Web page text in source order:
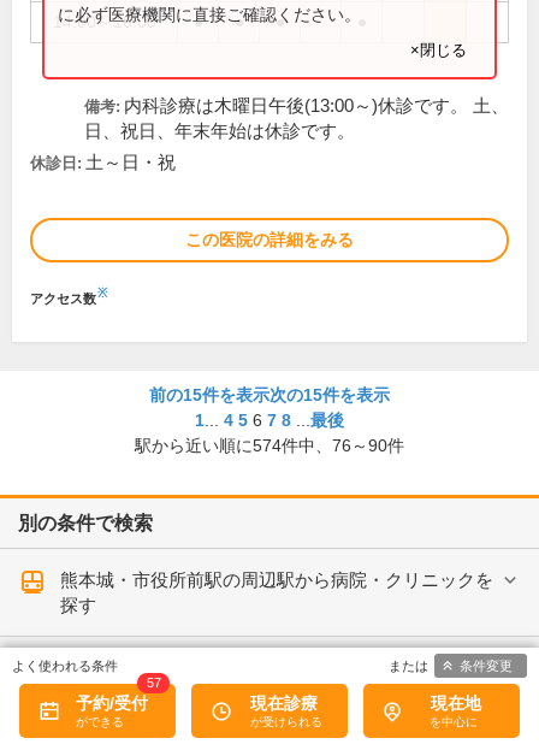
14:00～16:00 ● ● ●
に必ず医療機関に直接ご確認ください。
×閉じる
備考: 内科診療は木曜日午後(13:00～)休診です。 土、
日、祝日、年末年始は休診です。
休診日: 土～日・祝
この医院の詳細をみる
アクセス数※
前の15件を表示次の15件を表示
1
4 5 6 7 8
最後
駅から近い順に574件中、 76～90件
別の条件で検索
熊本城・市役所前駅の周辺駅から病院・クリニックを
探す
診療科目から病院・クリニックを探す(市立体育館前
駅)予約/受付
57
現在診療 現在地
条件変更